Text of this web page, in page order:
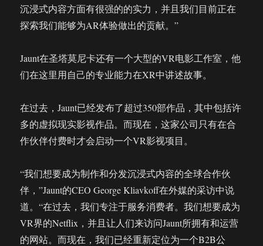
沉浸式内容方面有很强的的实力，并且我们目前正在
探索我们能够为AR体验做出的贡献。”
Jaunt在圣塔莫尼卡还有一个大型的VR电影工作室，他
们在这里用自己的专业能力在XR中讲述故事。
在过去，Jaunt已经发布了超过350部作品，其中包括许
多的虚拟现实影视作品。而现在，这家公司只有在合
作伙伴付费时才会启动一个VR影视项目。
“我们想要成为制作和分发沉浸式内容的全球合作伙
伴，”Jaunt的CEO George Kliavkoff在外媒的采访中说
道。“在过去，我们专注于服务消费者。我们想要成为
VR界的Netflix，并且让人们来访问Jaunt所拥有和运营
的网站。而现在，我们已经重新定位为一个B2B公